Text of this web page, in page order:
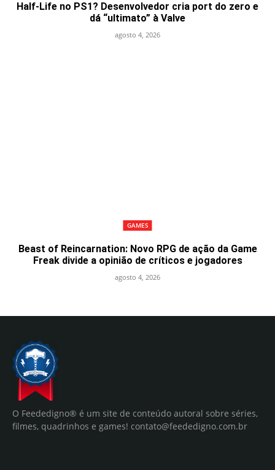
Half-Life no PS1? Desenvolvedor cria port do zero e
dá “ultimato” à Valve
agosto 4, 2026
GAMES
Beast of Reincarnation: Novo RPG de ação da Game
Freak divide a opinião de críticos e jogadores
agosto 4, 2026
O Feededigno® é um site de conteúdo autoral sobre séries,
filmes, quadrinhos e games! contato@feededigno.com.br